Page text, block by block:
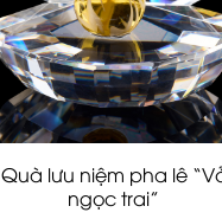
Quà lưu niệm pha lê
ngọc trai”